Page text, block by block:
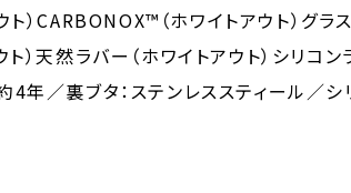
（ホワイトアウト）グラ
然ラバー（ホワイトアウト）シリコン
ブタ：ステンレススティール／シリ